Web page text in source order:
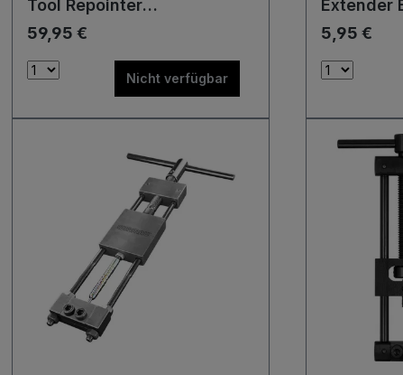
Tool Repointer
Spitzenwechsel Maschine
Werkzeug
59,95 €
Nicht verfügbar
Extender
Werkzeug
5,95 €